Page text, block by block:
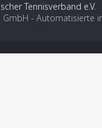
Tennisverband e.V.
- Automatisierte